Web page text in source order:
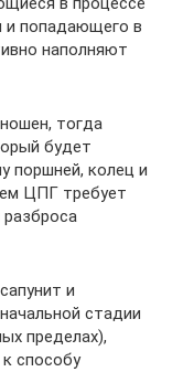
и попадающего в
наполняют
тогда
будет
поршней, колец и
ЦПГ требует
и
стадии
пределах),
способу